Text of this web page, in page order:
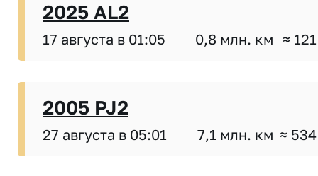
2025 AL2
17 августа в 01:05 0,8 млн. км ≈
2005 PJ2
27 августа в 05:01 7,1 млн. км ≈